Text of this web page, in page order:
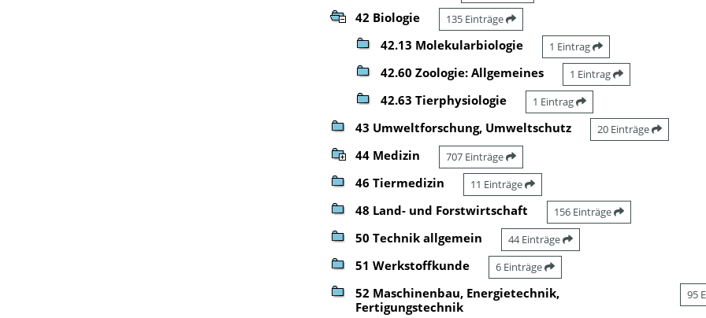
42 Biologie 135 Einträge
42.13 Molekularbiologie 1 Eintrag
42.60 Zoologie: Allgemeines 1 Eintrag
42.63 Tierphysiologie 1 Eintrag
43 Umweltforschung, Umweltschutz 20 Einträge
44 Medizin 707 Einträge
46 Tiermedizin 11 Einträge
48 Land- und Forstwirtschaft 156 Einträge
50 Technik allgemein 44 Einträge
51 Werkstoffkunde 6 Einträge
52 Maschinenbau, Energietechnik,
Fertigungstechnik
95